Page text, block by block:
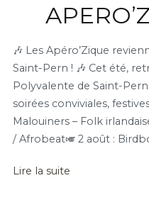
🎶 Les Apéro’Zique
Saint-Pern ! 🎶 Cet été,
Polyvalente de Saint-
soirées conviviales,
Malouiners – Folk
/ Afrobeat🎺 2 août :
Lire la suite